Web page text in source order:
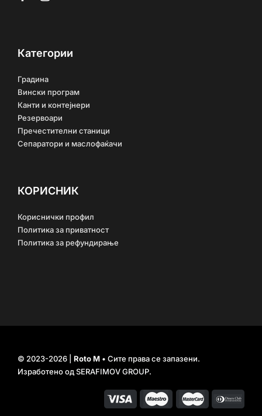
Категории
Градина
Вински програм
Канти и контејнери
Резервоари
Пречестителни станици
Сепаратори и маслофаќачи
КОРИСНИК
Кориснички профил
Политика за приватност
Политика за рефундирање
© 2023-2026 | Roto M• Сите права се запазени.
Изработено одSERAFIMOV GROUP.